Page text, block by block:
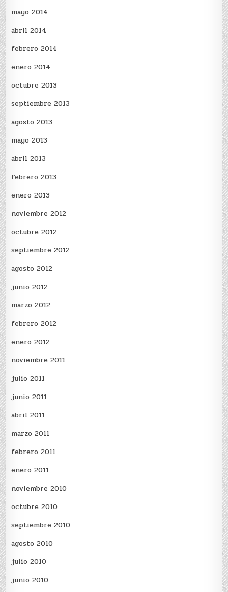
mayo 2014
abril 2014
febrero 2014
enero 2014
octubre 2013
septiembre 2013
agosto 2013
mayo 2013
abril 2013
febrero 2013
enero 2013
noviembre 2012
octubre 2012
septiembre 2012
agosto 2012
junio 2012
marzo 2012
febrero 2012
enero 2012
noviembre 2011
julio 2011
junio 2011
abril 2011
marzo 2011
febrero 2011
enero 2011
noviembre 2010
octubre 2010
septiembre 2010
agosto 2010
julio 2010
junio 2010